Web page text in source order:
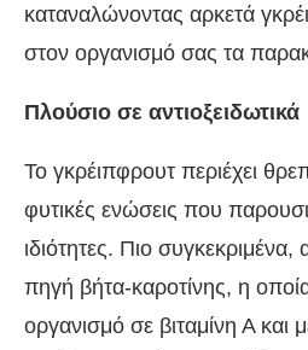
καταναλώνοντας αρκετά
στον οργανισμό σας τα
Πλούσιo σε αντιοξειδωτικά
Το γκρέιπφρουτ περιέχει
φυτικές ενώσεις που
ιδιότητες. Πιο
πηγή βήτα-καροτίνης, η
οργανισμό σε βιταμίνη Α και